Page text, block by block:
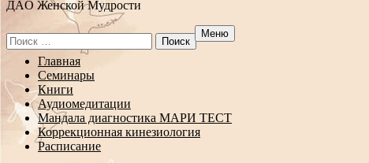
ДAO Женской Мудрости
Search
for:
Меню
Перейти
содержанию
Главная
Семинары
Книги
Аудиомедитации
Мандала диагностика МАРИ ТЕСТ
Коррекционная кинезиология
Расписание